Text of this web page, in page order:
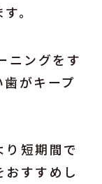
。
ニングをす
がキープ
短期間で
すすめし